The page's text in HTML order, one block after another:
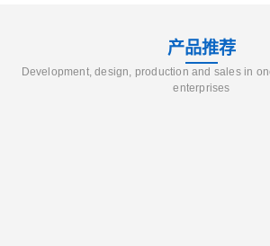
产品推荐
Development, design, production and sales in
enterprises